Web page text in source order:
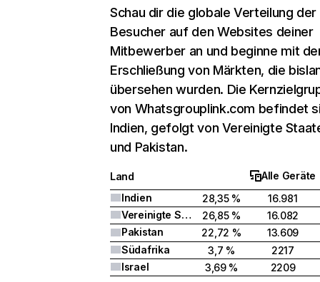
Schau dir die globale Verteilung der
Besucher auf den Websites deiner
Mitbewerber an und beginne mit
Erschließung von Märkten, die
übersehen wurden. Die
von Whatsgrouplink.com befindet
Indien, gefolgt von Vereinigte
und Pakistan.
Land
Alle Geräte
Indien
28,35 %
16.981
Vereinigte Staaten
26,85 %
16.082
Pakistan
22,72 %
13.609
Südafrika
3,7 %
2217
Israel
3,69 % 2209